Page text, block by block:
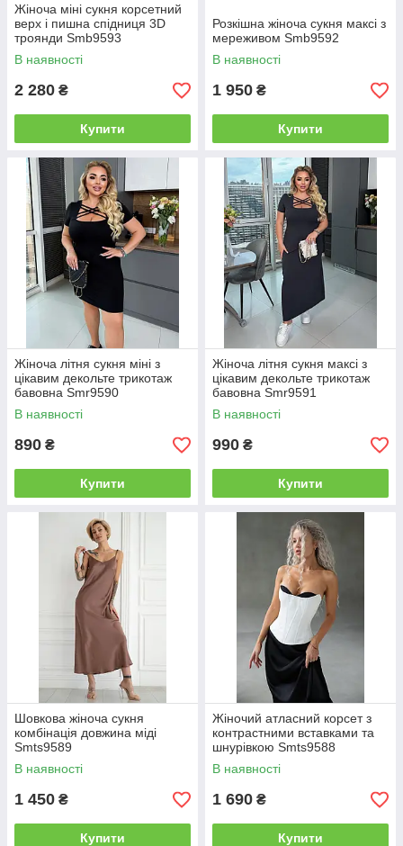
Жіноча міні сукня корсетний
верх і пишна спідниця 3D
троянди Smb9593
В наявності
2 280 ₴
Купити
Розкішна жіноча сукня максі з
мереживом Smb9592
В наявності
1 950 ₴
Купити
Жіноча літня сукня міні з
цікавим декольте трикотаж
бавовна Smr9590
В наявності
890 ₴
Купити
Жіноча літня сукня максі з
цікавим декольте трикотаж
бавовна Smr9591
В наявності
990 ₴
Купити
Шовкова жіноча сукня
комбінація довжина міді
Smts9589
В наявності
1 450 ₴
Купити
Жіночий атласний корсет з
контрастними вставками та
шнурівкою Smts9588
В наявності
1 690 ₴
Купити